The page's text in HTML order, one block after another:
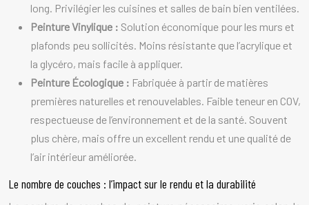
long. Privilégier les cuisines et salles de bain bien ventilées.
Peinture Vinylique : Solution économique pour les murs et
plafonds peu sollicités. Moins résistante que l’acrylique et
la glycéro, mais facile à appliquer.
Peinture Écologique : Fabriquée à partir de matières
premières naturelles et renouvelables. Faible teneur en COV,
respectueuse de l’environnement et de la santé. Souvent
plus chère, mais offre un excellent rendu et une qualité de
l’air intérieur améliorée.
Le nombre de couches : l’impact sur le rendu et la durabilité